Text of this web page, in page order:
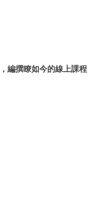
編撰瞭如今的線上課程